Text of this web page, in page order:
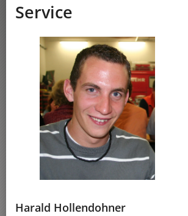
Service
Harald Hollendohner